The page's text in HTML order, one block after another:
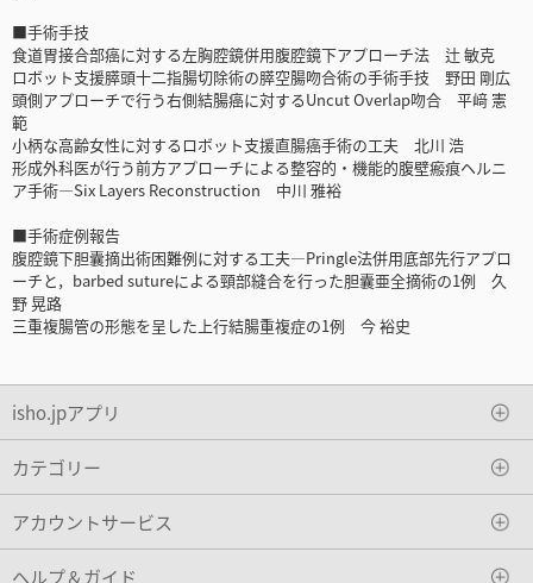
■手術手技
食道胃接合部癌に対する左胸腔鏡併用腹腔鏡下アプローチ法 辻 敏克
ロボット支援膵頭十二指腸切除術の膵空腸吻合術の手術手技 野田 剛広
頭側アプローチで行う右側結腸癌に対するUncut Overlap吻合 平﨑 憲
範
小柄な高齢女性に対するロボット支援直腸癌手術の工夫 北川 浩
形成外科医が行う前方アプローチによる整容的・機能的腹壁瘢痕ヘルニ
ア手術―Six Layers Reconstruction 中川 雅裕
■手術症例報告
腹腔鏡下胆囊摘出術困難例に対する工夫―Pringle法併用底部先行アプロ
ーチと，barbed sutureによる頸部縫合を行った胆囊亜全摘術の1例 久
野 晃路
三重複腸管の形態を呈した上行結腸重複症の1例 今 裕史
isho.jpアプリ
カテゴリー
アカウントサービス
ヘルプ＆ガイド